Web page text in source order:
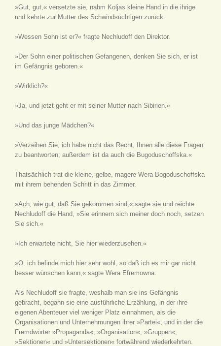
»Gut, gut,« versetzte sie, nahm Koljas kleine Hand in die ihrige
und kehrte zur Mutter des Schwindsüchtigen zurück.
»Wessen Sohn ist er?« fragte Nechludoff den Direktor.
»Der Sohn einer politischen Gefangenen, denken Sie sich, er ist
im Gefängnis geboren.«
»Wirklich?«
»Ja, und jetzt geht er mit seiner Mutter nach Sibirien.«
»Und das junge Mädchen?«
»Verzeihen Sie, ich habe nicht das Recht, Ihnen alle diese Fragen
zu beantworten; außerdem ist da auch die Bugoduschoffska.«
Thatsächlich trat die kleine, gelbe, magere Wera Bogoduschoffska
mit ihrem behenden Schritt in das Zimmer.
»Ach, wie gut, daß Sie gekommen sind,« sagte sie und reichte
Nechludoff die Hand, »Sie erinnern sich meiner doch noch, setzen
Sie sich.«
»Ich erwartete nicht, Sie hier wiederzusehen.«
»O, ich befinde mich hier sehr wohl, so daß ich es mir gar nicht
besser wünschen kann,« sagte Wera Efremowna.
Als Nechludoff sie fragte, weshalb man sie ins Gefängnis
gebracht, begann sie eine ausführliche Erzählung, in der ihre
eigenen Abenteuer viel weniger Platz einnahmen, als die
Organisationen und Unternehmungen ihrer »Partei«, und in der die
Fremdwörter »Propaganda«, »Organisation«, »Gruppen«,
»Sektionen« und »Untersektionen« fortwährend wiederkehrten.